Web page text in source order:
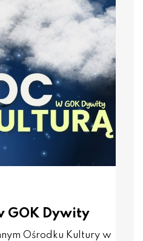
GOK Dywity
Ośrodku Kultury w